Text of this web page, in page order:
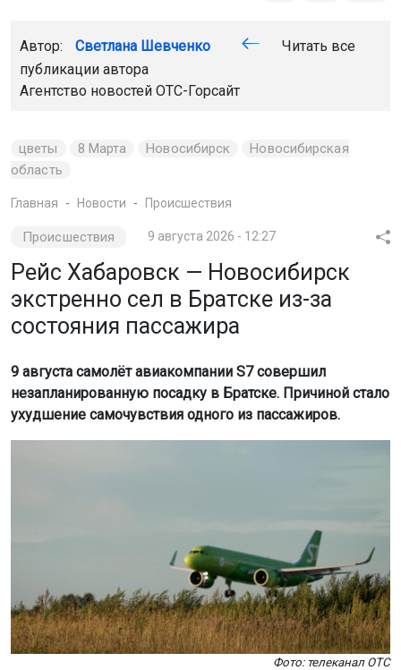
Автор: Светлана Шевченко
Читать все
публикации автора
Агентство новостей ОТС-Горсайт
цветы 8 Марта Новосибирск
Новосибирская
область
Главная Новости Происшествия
Происшествия 9 августа 2026 - 12:27
Рейс Хабаровск — Новосибирск
экстренно сел в Братске из-за
состояния пассажира
9 августа самолёт авиакомпании S7 совершил
незапланированную посадку в Братске. Причиной стало
ухудшение самочувствия одного из пассажиров.
Фото: телеканал ОТС